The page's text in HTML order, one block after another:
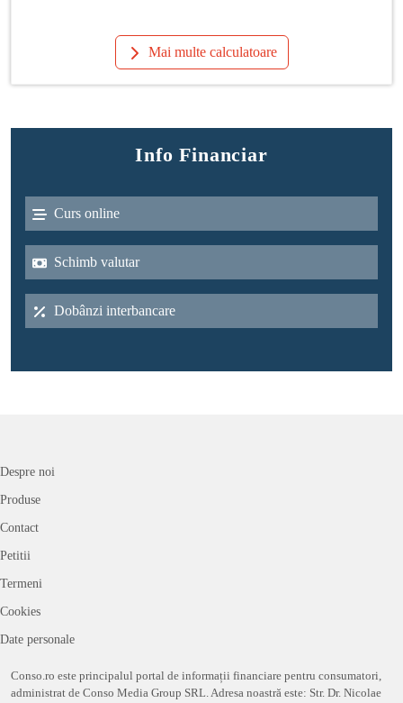
Mai multe calculatoare
Info Financiar
Curs online
Schimb valutar
Dobânzi interbancare
Despre noi
Produse
Contact
Petitii
Termeni
Cookies
Date personale
Conso.ro este principalul portal de informații financiare pentru consumatori,
administrat de Conso Media Group SRL. Adresa noastră este: Str. Dr. Nicolae